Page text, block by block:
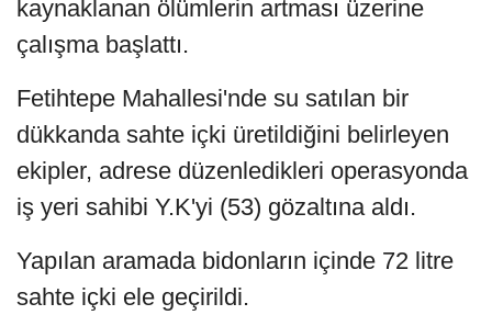
kaynaklanan ölümlerin artması üzerine
çalışma başlattı.
Fetihtepe Mahallesi'nde su satılan bir
dükkanda sahte içki üretildiğini belirleyen
ekipler, adrese düzenledikleri operasyonda
iş yeri sahibi Y.K'yi (53) gözaltına aldı.
Yapılan aramada bidonların içinde 72 litre
sahte içki ele geçirildi.